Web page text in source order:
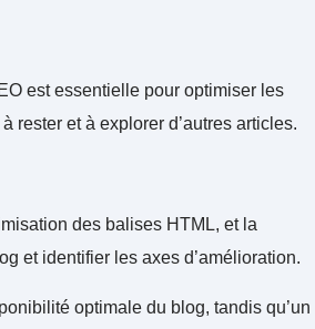
est essentielle pour optimiser les
rester et à explorer d’autres articles.
des balises HTML, et la
et identifier les axes d’amélioration.
optimale du blog, tandis qu’un